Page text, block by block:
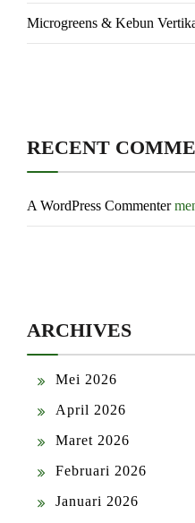
Microgreens & Kebun
RECENT
A WordPress Commenter
ARCHIVES
Mei 2026
April 2026
Maret 2026
Februari 2026
Januari 2026